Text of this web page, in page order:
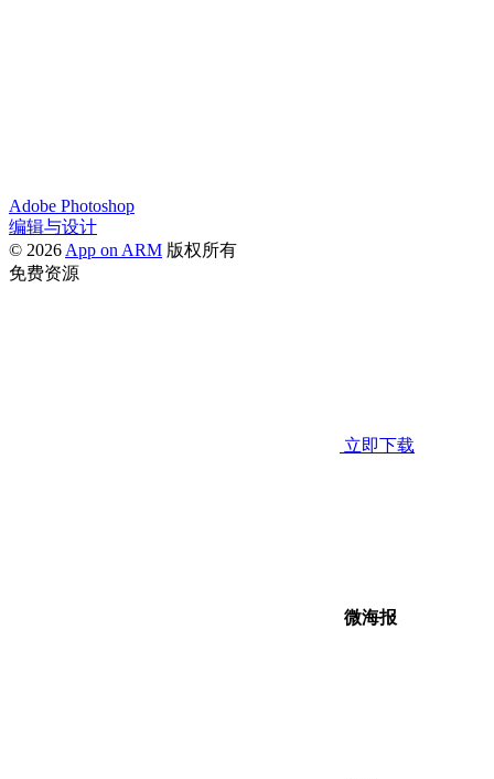
Adobe Photoshop
编辑与设计
© 2026 App on ARM 版权所有
免费资源
立即下载
微海报